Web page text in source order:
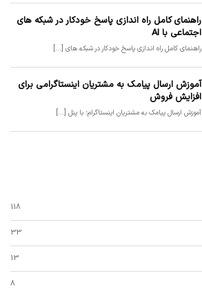
راهنمای کامل راه اندازی پاسخ خودکار در شبکه های
اجتماعی با AI
راهنمای کامل راه اندازی پاسخ خودکار در شبکه های [...]
آموزش ارسال پیامک به مشتریان اینستاگرامی برای
افزایش فروش
آموزش ارسال پیامک به مشتریان اینستاگرام؛ با پنل [...]
118
33
13
8